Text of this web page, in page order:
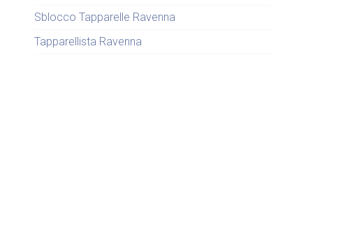
Sblocco Tapparelle Ravenna
Tapparellista Ravenna